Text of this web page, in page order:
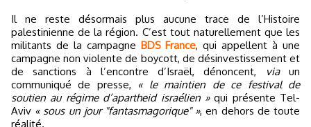
Il ne reste désormais plus aucune trace de l’Histoire
palestinienne de la région. C’est tout naturellement que les
militants de la campagne BDS France, qui appellent à une
campagne non violente de boycott, de désinvestissement et
de sanctions à l’encontre d’Israël, dénoncent,
viaun
communiqué de presse, « le maintien de ce festival de
soutien au régime d’apartheid israélien »qui présente Tel-
Aviv « sous un jour "fantasmagorique" », en dehors de toute
réalité.